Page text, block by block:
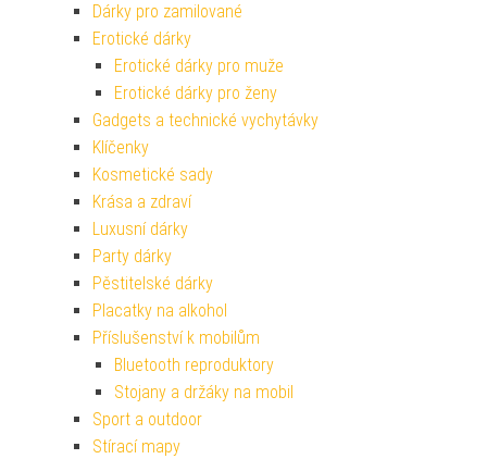
Dárky pro zamilované
Erotické dárky
Erotické dárky pro muže
Erotické dárky pro ženy
Gadgets a technické vychytávky
Klíčenky
Kosmetické sady
Krása a zdraví
Luxusní dárky
Party dárky
Pěstitelské dárky
Placatky na alkohol
Příslušenství k mobilům
Bluetooth reproduktory
Stojany a držáky na mobil
Sport a outdoor
Stírací mapy